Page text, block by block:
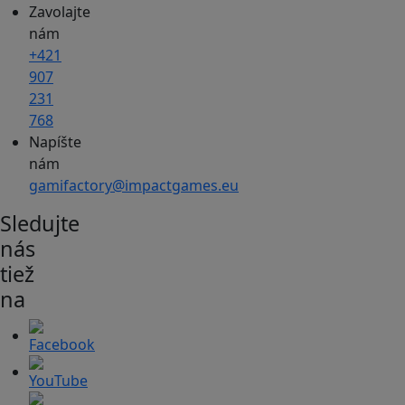
Zavolajte
nám
+421
907
231
768
Napíšte
nám
gamifactory@impactgames.eu
Sledujte
nás
tiež
na